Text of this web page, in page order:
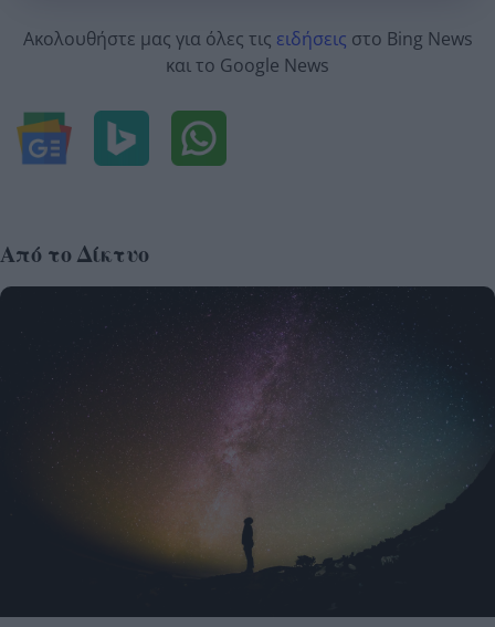
Ακολουθήστε μας για όλες τις ειδήσεις στο Bing News
και το Google News
Από το Δίκτυο